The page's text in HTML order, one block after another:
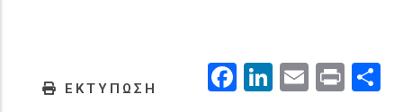
ΕΚΤΥΠΩΣΗ Facebook
LinkedIn
EmailPrint